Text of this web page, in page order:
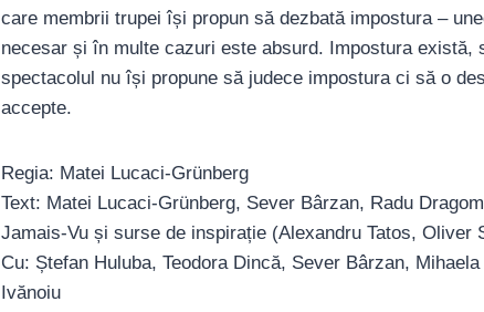
care membrii trupei își propun să dezbată impostura –
necesar și în multe cazuri este absurd. Impostura există,
spectacolul nu își propune să judece impostura ci să o
accepte.
Regia: Matei Lucaci-Grünberg
Text: Matei Lucaci-Grünberg, Sever Bârzan, Radu
Jamais-Vu și surse de inspirație (Alexandru Tatos, Oliver
Cu: Ștefan Huluba, Teodora Dincă, Sever Bârzan,
Ivănoiu